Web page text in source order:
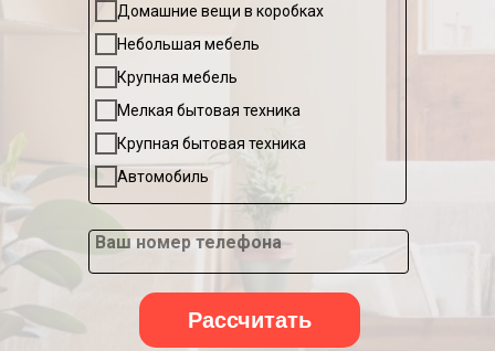
ТРАНСПОРТИРОВКИ
ПЕРЕЕЗД
Домашние вещи в коробках
Небольшая мебель
Крупная мебель
Мелкая бытовая техника
Крупная бытовая техника
Автомобиль
Ваш номер телефона
Рассчитать